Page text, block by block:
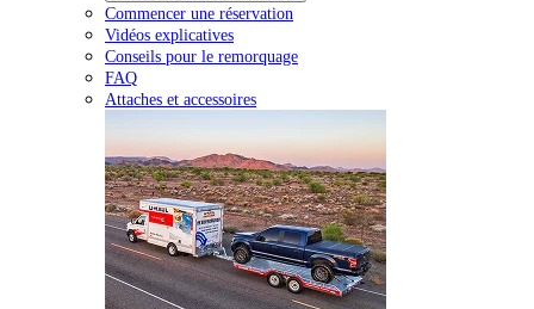
Commencer une réservation
Vidéos explicatives
Conseils pour le remorquage
FAQ
Attaches et accessoires